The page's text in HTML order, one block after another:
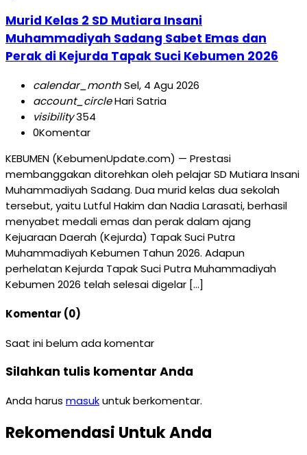
Murid Kelas 2 SD Mutiara Insani
Muhammadiyah Sadang Sabet Emas dan
Perak di Kejurda Tapak Suci Kebumen 2026
calendar_monthSel, 4 Agu 2026
account_circleHari Satria
visibility354
0Komentar
KEBUMEN (KebumenUpdate.com) — Prestasi
membanggakan ditorehkan oleh pelajar SD Mutiara Insani
Muhammadiyah Sadang. Dua murid kelas dua sekolah
tersebut, yaitu Lutful Hakim dan Nadia Larasati, berhasil
menyabet medali emas dan perak dalam ajang
Kejuaraan Daerah (Kejurda) Tapak Suci Putra
Muhammadiyah Kebumen Tahun 2026. Adapun
perhelatan Kejurda Tapak Suci Putra Muhammadiyah
Kebumen 2026 telah selesai digelar […]
Komentar (0)
Saat ini belum ada komentar
Silahkan tulis komentar Anda
Anda harus masukuntuk berkomentar.
Rekomendasi Untuk Anda